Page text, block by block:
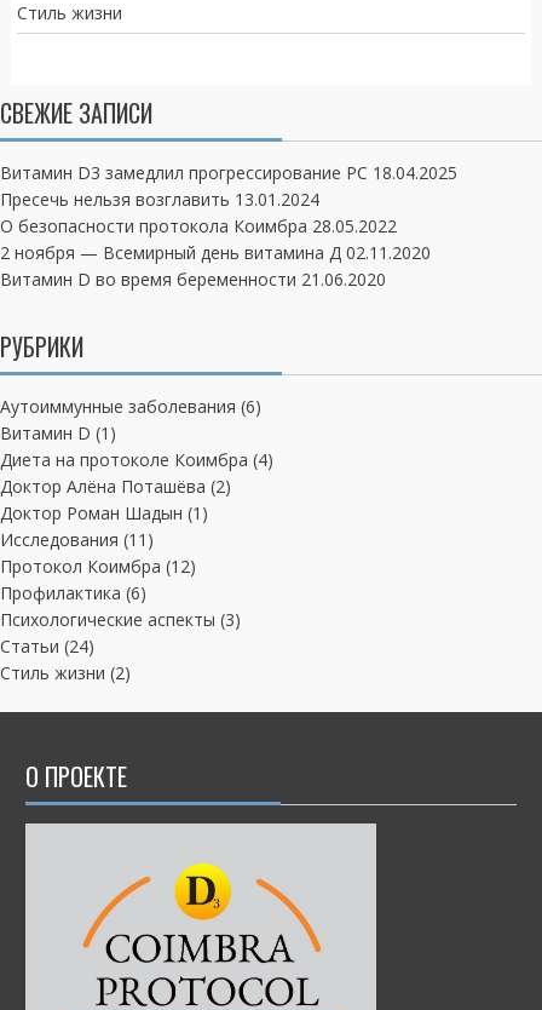
Стиль жизни
СВЕЖИЕ ЗАПИСИ
Витамин D3 замедлил прогрессирование РС 18.04.2025
Пресечь нельзя возглавить 13.01.2024
О безопасности протокола Коимбра 28.05.2022
2 ноября — Всемирный день витамина Д 02.11.2020
Витамин D во время беременности 21.06.2020
РУБРИКИ
Аутоиммунные заболевания (6)
Витамин D (1)
Диета на протоколе Коимбра (4)
Доктор Алёна Поташёва (2)
Доктор Роман Шадын (1)
Исследования (11)
Протокол Коимбра (12)
Профилактика (6)
Психологические аспекты (3)
Статьи (24)
Стиль жизни (2)
О ПРОЕКТЕ